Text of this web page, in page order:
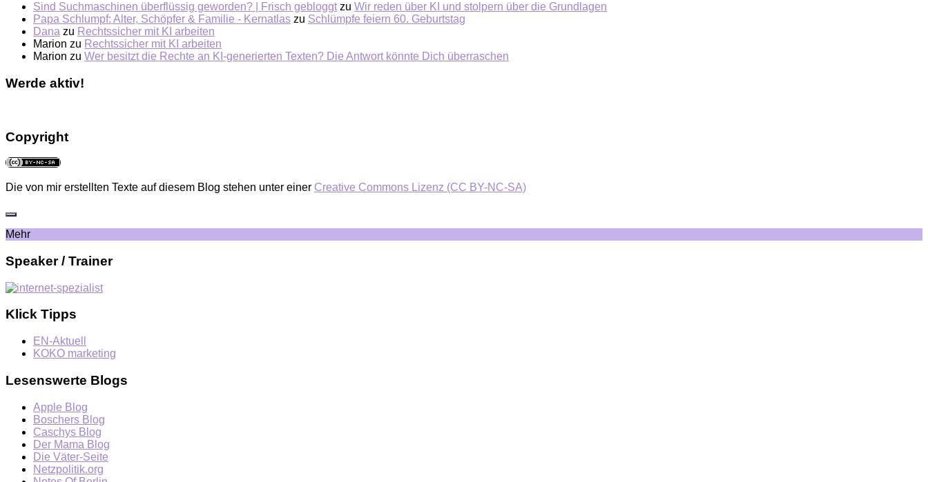
Sind Suchmaschinen überflüssig geworden? | Frisch gebloggtzu Wir reden über KI und stolpern über die Grundlagen
Papa Schlumpf: Alter, Schöpfer & Familie - Kernatlas zu Schlümpfe feiern 60. Geburtstag
Dana zu Rechtssicher mit KI arbeiten
Marion zu Rechtssicher mit KI arbeiten
Marion zu Wer besitzt die Rechte an KI-generierten Texten? Die Antwort könnte Dich überraschen
Werde aktiv!
Copyright
Die von mir erstellten Texte auf diesem Blog stehen unter einer Creative Commons Lizenz (CC BY-NC-SA)
Mehr
Speaker / Trainer
Klick Tipps
EN-Aktuell
KOKO marketing
Lesenswerte Blogs
Apple Blog
Boschers Blog
Caschys Blog
Der Mama Blog
Die Väter-Seite
Netzpolitik.org